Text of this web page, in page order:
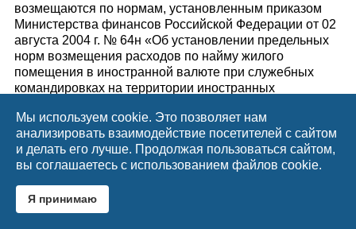
возмещаются по нормам, установленным приказом
Министерства финансов Российской Федерации от 02
августа 2004 г. № 64н «Об установлении предельных
норм возмещения расходов по найму жилого
помещения в иностранной валюте при служебных
командировках на территории иностранных
за счет средств федерального бюджета».
4.18. В случае временной нетрудоспособности
командированного работника администрации
удостоверенной в установленном порядке, ему
возмещаются расходы по найму жилого помещения
Мы используем cookie. Это позволяет нам
анализировать взаимодействие посетителей с сайтом
и делать его лучше. Продолжая пользоваться сайтом,
вы соглашаетесь с использованием файлов cookie.
Я принимаю